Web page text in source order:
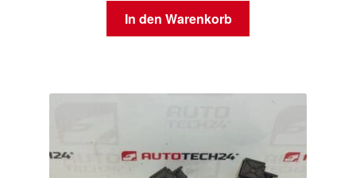
In den Warenkorb